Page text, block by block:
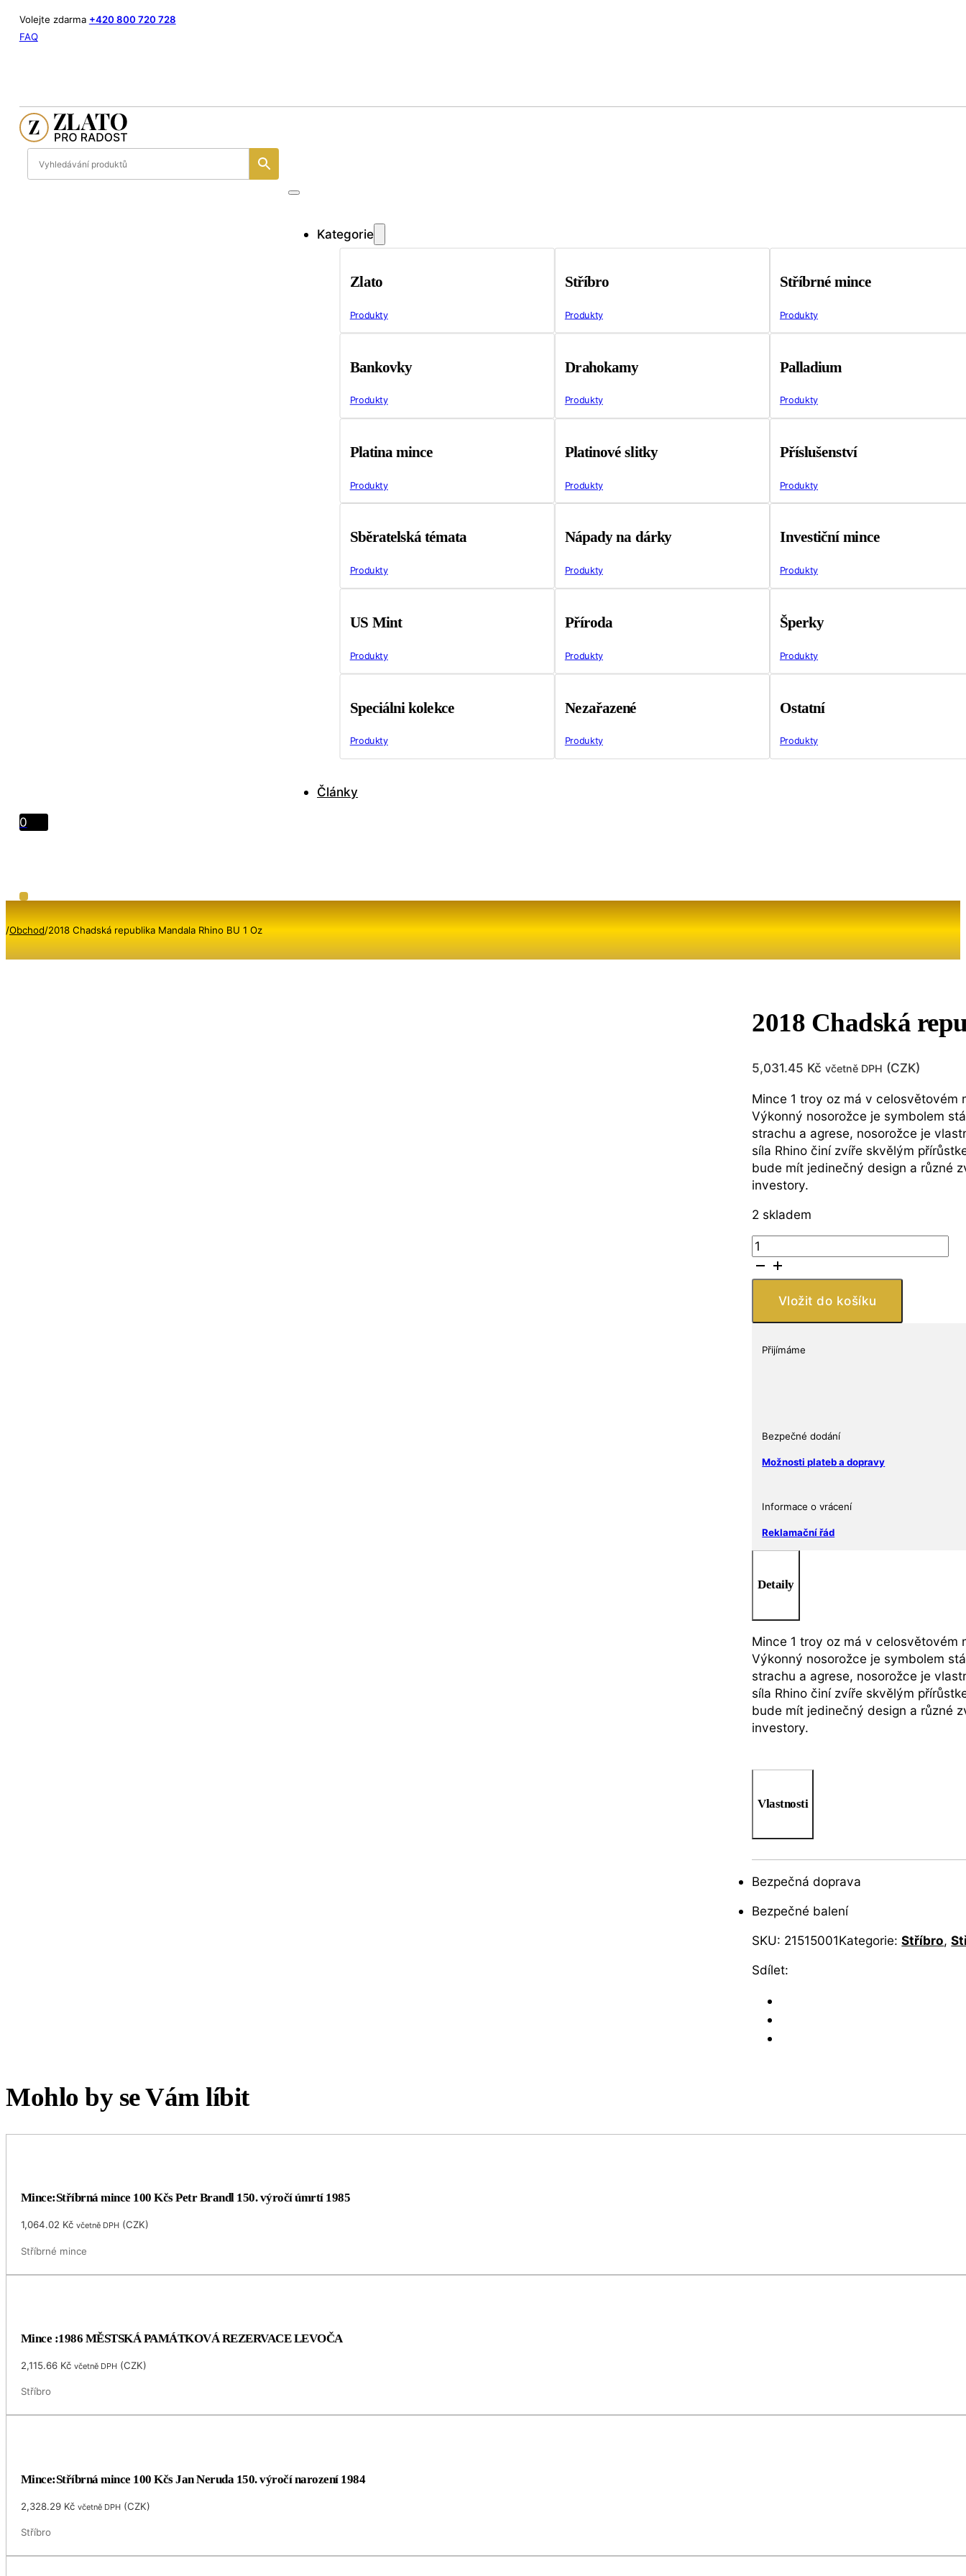
Volejte zdarma +420 800 720 728
FAQ
Kategorie
Zlato
Produkty
Stříbro
Produkty
Stříbrné mince
Produkty
Bankovky
Produkty
Drahokamy
Produkty
Palladium
Produkty
Platina mince
Produkty
Platinové slitky
Produkty
Příslušenství
Produkty
Sběratelská témata
Produkty
Nápady na dárky
Produkty
Investiční mince
Produkty
US Mint
Produkty
Příroda
Produkty
Šperky
Produkty
Speciálni kolekce
Produkty
Nezařazené
Produkty
Ostatní
Produkty
Články
0
/Obchod/2018 Chadská republika Mandala Rhino BU 1 Oz
2018 Chadská
5,031.45 Kč včetně DPH (CZK)
Mince 1 troy oz má v celosvětovém
Výkonný nosorožce je symbolem
strachu a agrese, nosorožce je
síla Rhino činí zvíře skvělým
bude mít jedinečný design a různé
investory.
2 skladem
2018
Chadská
republika
Mandala
Vložit do košíku
Přijímáme
Bezpečné dodání
Možnosti plateb a dopravy
Informace o vrácení
Reklamační řád
Detaily
Mince 1 troy oz má v celosvětovém
Výkonný nosorožce je symbolem
strachu a agrese, nosorožce je
síla Rhino činí zvíře skvělým
bude mít jedinečný design a různé
investory.
Vlastnosti
Bezpečná doprava
Bezpečné balení
SKU: 21515001Kategorie:Stříbro,
Sdílet:
Mohlo by se Vám líbit
Mince:Stříbrná mince 100 Kčs Petr Brandl 150. výročí úmrtí 1985
1,064.02 Kč včetně DPH(CZK)
Stříbrné mince
Mince :1986 MĚSTSKÁ PAMÁTKOVÁ REZERVACE LEVOČA
2,115.66 Kč včetně DPH(CZK)
Stříbro
Mince:Stříbrná mince 100 Kčs Jan Neruda 150. výročí narození 1984
2,328.29 Kč včetně DPH(CZK)
Stříbro